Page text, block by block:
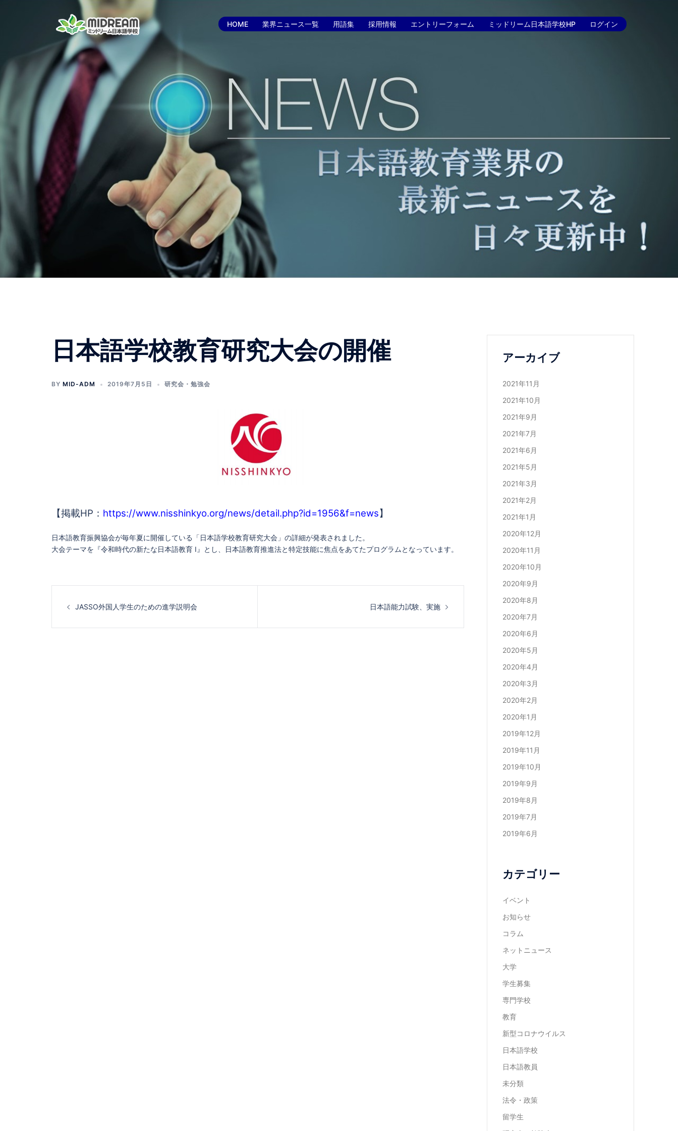
キ
HOME 業界ニュース一覧 用語集 採用情報 エントリーフォーム ミッドリーム日本語学校HP ログイン
日本語学校教育研究大会の開催
BY MID-ADM 2019年7月5日 研究会・勉強会
【掲載HP： https://www.nisshinkyo.org/news/detail.php?id=1956&f=news】
日本語教育振興協会が毎年夏に開催している「日本語学校教育研究大会」の詳細が発表されました。
大会テーマを『令和時代の新たな日本語教育 Ⅰ』とし、日本語教育推進法と特定技能に焦点をあてたプログラムとなっています。
稿
JASSO外国人学生のための進学説明会 日本語能力試験、実施
アーカイブ
2021年11月
2021年10月
2021年9月
2021年7月
2021年6月
2021年5月
2021年3月
2021年2月
2021年1月
2020年12月
2020年11月
2020年10月
2020年9月
2020年8月
2020年7月
2020年6月
2020年5月
2020年4月
2020年3月
2020年2月
2020年1月
2019年12月
2019年11月
2019年10月
2019年9月
2019年8月
2019年7月
2019年6月
カテゴリー
イベント
お知らせ
コラム
ネットニュース
大学
学生募集
専門学校
教育
新型コロナウイルス
日本語学校
日本語教員
未分類
法令・政策
留学生